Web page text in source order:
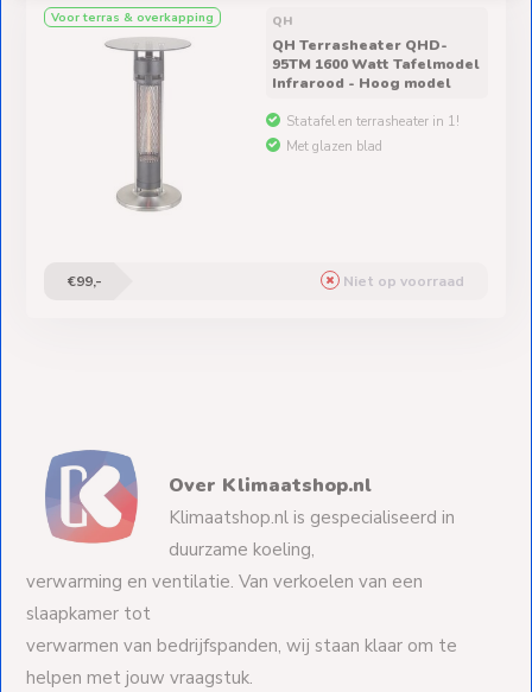
Voor terras & overkapping QH
QH Terrasheater QHD-
95TM 1600 Watt Tafelmodel
Infrarood - Hoog model
Statafel en terrasheater in 1!
Met glazen blad
€99,- Niet op voorraad
Over Klimaatshop.nl
Klimaatshop.nl is gespecialiseerd in
duurzame koeling,
verwarming en ventilatie. Van verkoelen van een
slaapkamer tot
verwarmen van bedrijfspanden, wij staan klaar om te
helpen met jouw vraagstuk.